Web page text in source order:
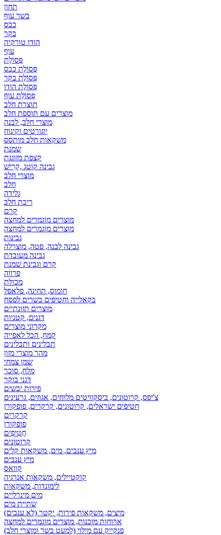
תחון
בשר עוף
כבס
בקר
הודו טורקיה
עוף
פְּסוֹלֶת
פְּסוֹלֶת כבס
פְּסוֹלֶת בקר
פְּסוֹלֶת הודו
פְּסוֹלֶת עוף
תוצרת חלב
מוצרים עם תוספת חלב
מוצרי חלב, לבנה
יוגורטים וקינוח
משקאות חלב מותסס
שמנת
קצפת מזוגגת
גבינה קוטג ,קָרִישׁ
מוצרי חלב
חלב
גלידה
ריבת חלב
קרם
מוצרים מוגמרים למחצה
מוצרים מוגמרים למחצה
גבינות
גבינה לבנה, פטה, מוצרלה
גבינה מעובדת
קרם וגבינת שמנת
פרווה
מכולת
חומוס, תחינה, פלאפל
בקאלייה וחטיפים כשרים לפסח
מוצרים תזונתיים
דגנים, קטניות
מקרוני מוצרים
קמח, הכל לאפייה
תבלינים ותבלינים
מהר מוצרי מזון
שמן צמחי
מלח, סוכר
דגני בוקר
פירות יבשים
צ'יפס, קרוטונים, ביסקוויטים מלוחים, אגוזים, גרעינים
חטיפים ישראלים, קרוטונים, קרקרים, פופקורן
קרקרים
פופקורן
חֲטִיפִים
קרוטונים
מיץ ענבים, מים, משקאות קלים
מיץ ענבים
קוואס
קוקטיילים, משקאות אנרגיה
לימונדות, משקאות
מים מינרליים
שתיית מים
מיצים, משקאות פירות, יקטר (לא ענבים)
ארוחות מוכנות, מוצרים מוגמרים למחצה
פנקייק עם מילוי (למעט בשר ומוצרי חלב)